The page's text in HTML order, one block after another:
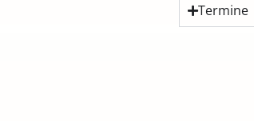
Termine